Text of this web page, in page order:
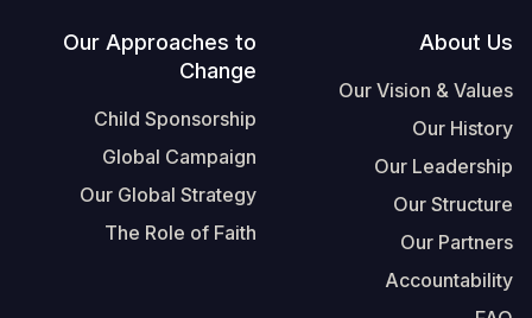
Footer
About Us
Our Vision & Values
Our History
Our Leadership
Our Structure
Our Partners
Accountability
Our Approaches to
Change
Child Sponsorship
Global Campaign
Our Global Strategy
The Role of Faith